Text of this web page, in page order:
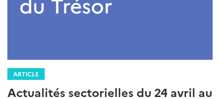
ARTICLE
Actualités sectorielles du 24 avril au